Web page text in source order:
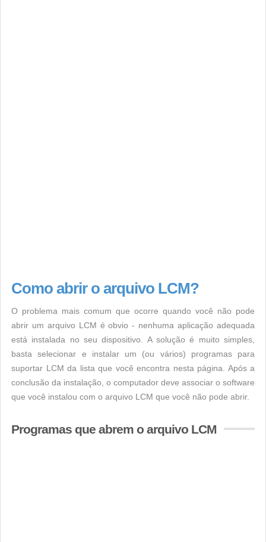
Como abrir o arquivo LCM?
O problema mais comum que ocorre quando você não pode
abrir um arquivo LCM é obvio - nenhuma aplicação adequada
está instalada no seu dispositivo. A solução é muito simples,
basta selecionar e instalar um (ou vários) programas para
suportar LCM da lista que você encontra nesta página. Após a
conclusão da instalação, o computador deve associar o software
que você instalou com o arquivo LCM que você não pode abrir.
Programas que abrem o arquivo LCM